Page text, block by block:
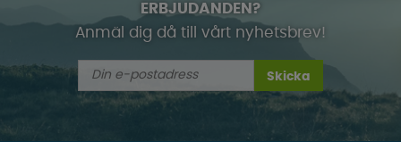
ERBJUDANDEN?
Anmäl dig då till vårt nyhetsbrev!
Skicka